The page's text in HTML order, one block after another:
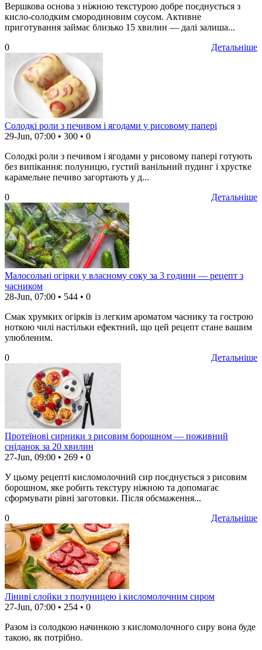
Вершкова основа з ніжною текстурою добре поєднується з
кисло-солодким смородиновим соусом. Активне
приготування займає близько 15 хвилин — далі залиша...
Детальніше
0
Солодкі роли з печивом і ягодами у рисовому папері
29-Jun, 07:00 • 300 • 0
Солодкі роли з печивом і ягодами у рисовому папері готують
без випікання: полуницю, густий ванільний пудинг і хрустке
карамельне печиво загортають у д...
Детальніше
0
Малосольні огірки у власному соку за 3 години — рецепт з
часником
28-Jun, 07:00 • 544 • 0
Смак хрумких огірків із легким ароматом часнику та гострою
ноткою чилі настільки ефектний, що цей рецепт стане вашим
улюбленим.
Детальніше
0
Протеїнові сирники з рисовим борошном — поживний
сніданок за 20 хвилин
27-Jun, 09:00 • 269 • 0
У цьому рецепті кисломолочний сир поєднується з рисовим
борошном, яке робить текстуру ніжною та допомагає
сформувати рівні заготовки. Після обсмаження...
Детальніше
0
Ліниві слойки з полуницею і кисломолочним сиром
27-Jun, 07:00 • 254 • 0
Разом із солодкою начинкою з кисломолочного сиру вона буде
такою, як потрібно.